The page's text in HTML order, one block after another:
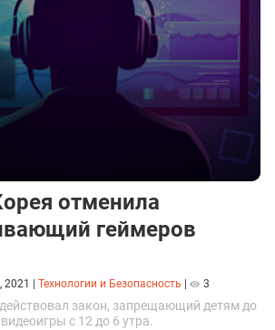
отменила
геймеров
2021 Технологии и Безопасность 3
закон, запрещающий детям до
с 12 до 6 утра.